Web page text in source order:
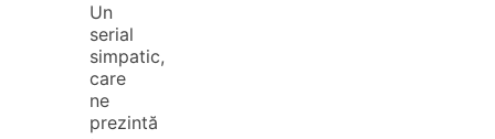
Un
serial
simpatic,
care
ne
prezintă